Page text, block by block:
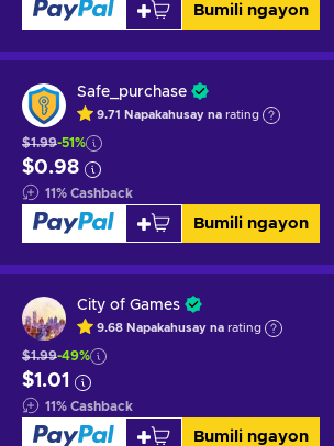
Bumili ngayon
Safe_purchase
9.71 Napakahusay na rating
$1.99-51%
$0.98
11% Cashback
Bumili ngayon
City of Games
9.68 Napakahusay na rating
$1.99-49%
$1.01
11% Cashback
Bumili ngayon